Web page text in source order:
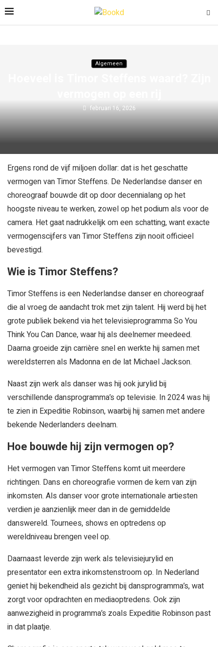
Algemeen
februari 16, 2026
Ergens rond de vijf miljoen dollar: dat is het geschatte
vermogen van Timor Steffens. De Nederlandse danser en
choreograaf bouwde dit op door decennialang op het
hoogste niveau te werken, zowel op het podium als voor de
camera. Het gaat nadrukkelijk om een schatting, want exacte
vermogenscijfers van Timor Steffens zijn nooit officieel
bevestigd.
Wie is Timor Steffens?
Timor Steffens is een Nederlandse danser en choreograaf
die al vroeg de aandacht trok met zijn talent. Hij werd bij het
grote publiek bekend via het televisieprogramma So You
Think You Can Dance, waar hij als deelnemer meedeed.
Daarna groeide zijn carrière snel en werkte hij samen met
wereldsterren als Madonna en de lat Michael Jackson.
Naast zijn werk als danser was hij ook jurylid bij
verschillende dansprogramma’s op televisie. In 2024 was hij
te zien in Expeditie Robinson, waarbij hij samen met andere
bekende Nederlanders deelnam.
Hoe bouwde hij zijn vermogen op?
Het vermogen van Timor Steffens komt uit meerdere
richtingen. Dans en choreografie vormen de kern van zijn
inkomsten. Als danser voor grote internationale artiesten
verdien je aanzienlijk meer dan in de gemiddelde
danswereld. Tournees, shows en optredens op
wereldniveau brengen veel op.
Daarnaast leverde zijn werk als televisiejurylid en
presentator een extra inkomstenstroom op. In Nederland
geniet hij bekendheid als gezicht bij dansprogramma’s, wat
zorgt voor opdrachten en mediaoptredens. Ook zijn
aanwezigheid in programma’s zoals Expeditie Robinson past
in dat plaatje.